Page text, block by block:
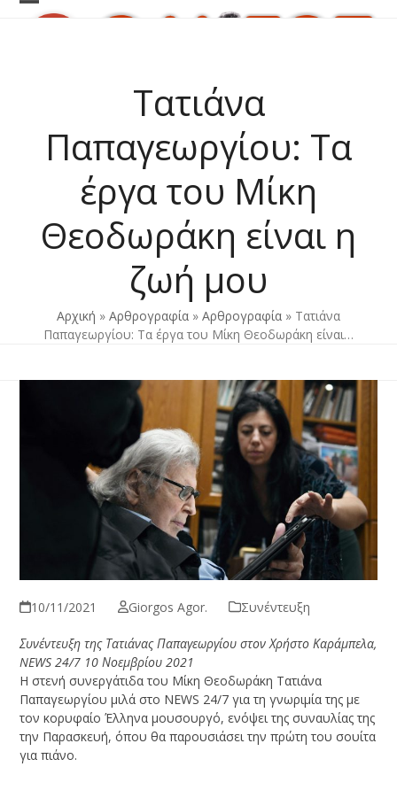
Skip
Open
Close
Τατιάνα
Παπαγεωργίου: Τα
έργα του Μίκη
Θεοδωράκη είναι η
ζωή μου
Αρχική » Αρθρογραφία » Αρθρογραφία » Τατιάνα
Παπαγεωργίου: Τα έργα του Μίκη Θεοδωράκη είναι…
10/11/2021 Giorgos Agor. Συνέντευξη
Συνέντευξη της Τατιάνας Παπαγεωργίου στον Χρήστο Καράμπελα,
NEWS 24/7 10 Νοεμβρίου 2021
Η στενή συνεργάτιδα του Μίκη Θεοδωράκη Τατιάνα
Παπαγεωργίου μιλά στο NEWS 24/7 για τη γνωριμία της με
τον κορυφαίο Έλληνα μουσουργό, ενόψει της συναυλίας της
την Παρασκευή, όπου θα παρουσιάσει την πρώτη του σουίτα
για πιάνο.